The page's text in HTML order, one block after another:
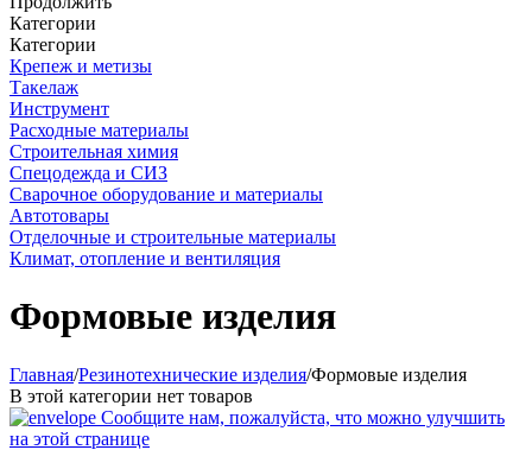
Категории
Категории
Крепеж и метизы
Такелаж
Инструмент
Расходные материалы
Строительная химия
Спецодежда и СИЗ
Сварочное оборудование и материалы
Автотовары
Отделочные и строительные материалы
Климат, отопление и вентиляция
Формовые изделия
Главная/Резинотехнические изделия/Формовые изделия
В этой категории нет товаров
Сообщите нам, пожалуйста, что можно улучшить
на этой странице